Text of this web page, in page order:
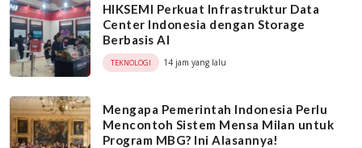
HIKSEMI Perkuat Infrastruktur Data
Center Indonesia dengan Storage
Berbasis AI
TEKNOLOGI 14 jam yang lalu
Mengapa Pemerintah Indonesia Perlu
Mencontoh Sistem Mensa Milan untuk
Program MBG? Ini Alasannya!